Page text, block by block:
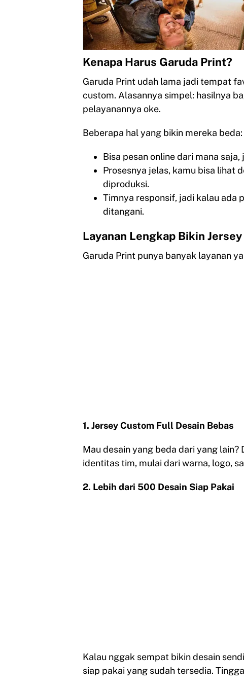
Kenapa Harus Garuda Print?
Garuda Print udah lama jadi tempat
custom. Alasannya simpel: hasilnya
pelayanannya oke.
Beberapa hal yang bikin mereka beda:
Bisa pesan online dari mana
Prosesnya jelas, kamu bisa lihat
diproduksi.
Timnya responsif, jadi kalau ada
ditangani.
Layanan Lengkap Bikin Jersey
Garuda Print punya banyak layanan
1. Jersey Custom Full Desain Bebas
Mau desain yang beda dari yang lain?
identitas tim, mulai dari warna, logo,
2. Lebih dari 500 Desain Siap Pakai
Kalau nggak sempat bikin desain
siap pakai yang sudah tersedia.